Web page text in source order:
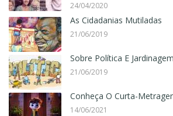
24/04/2020
As Cidadanias Mutiladas
21/06/2019
Sobre Política E
21/06/2019
Conheça O Curta-
14/06/2021